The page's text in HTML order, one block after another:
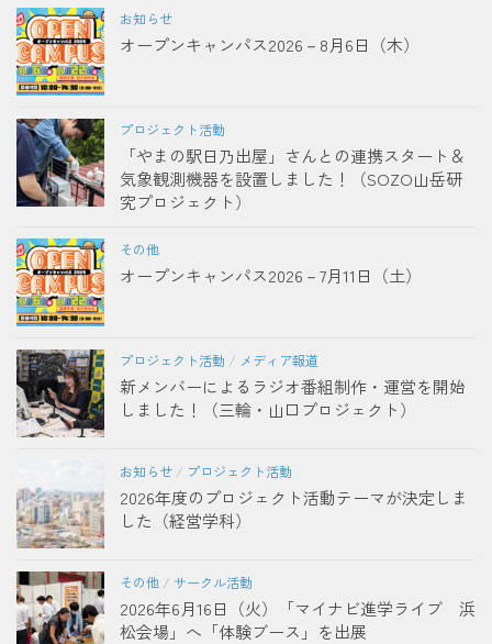
お知らせ
オープンキャンパス2026－8月6日（木）
プロジェクト活動
「やまの駅日乃出屋」さんとの連携スタート＆
気象観測機器を設置しました！（SOZO山岳研
究プロジェクト）
その他
オープンキャンパス2026－7月11日（土）
プロジェクト活動 / メディア報道
新メンバーによるラジオ番組制作・運営を開始
しました！（三輪・山口プロジェクト）
お知らせ / プロジェクト活動
2026年度のプロジェクト活動テーマが決定しま
した（経営学科）
その他 / サークル活動
2026年6月16日（火）「マイナビ進学ライブ 浜
松会場」へ「体験ブース」を出展